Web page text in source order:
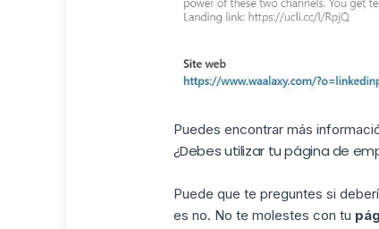
Puedes encontrar más
¿Debes utilizar tu página de
Puede que te preguntes si
es no. No te molestes con tu